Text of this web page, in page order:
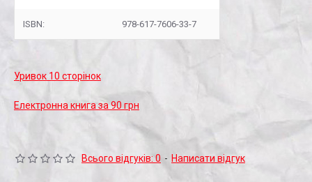
ISBN: 978-617-7606-33-7
Уривок 10 сторінок
Електронна книга за 90 грн
Всього відгуків: 0 - Написати відгук